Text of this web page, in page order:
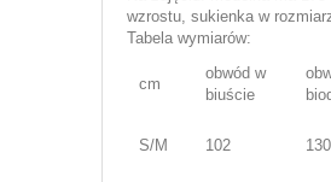
wzrostu, sukienka w
Tabela wymiarów:
cm
obwód w
biuście
S/M 102 130